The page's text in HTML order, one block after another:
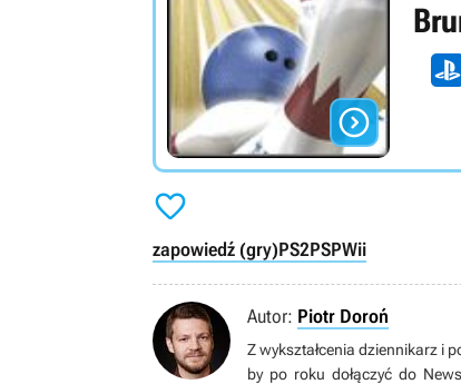


zapowiedź (gry)PS2PSPWii
Autor: Piotr Doroń
Z wykształcenia dziennikarz i
by po roku dołączyć do